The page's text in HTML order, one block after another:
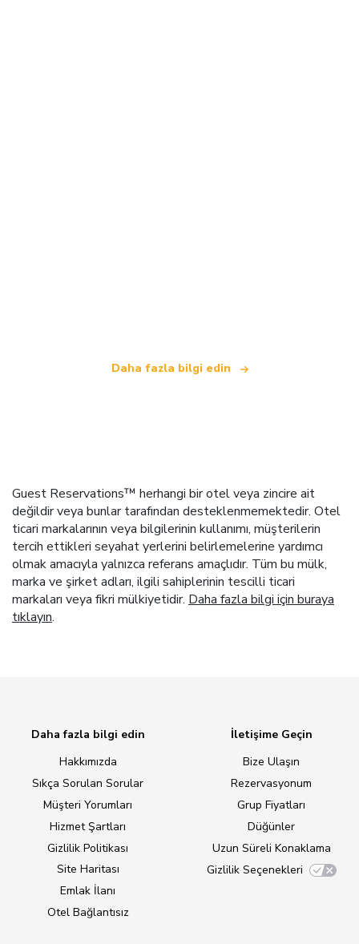
Daha fazla bilgi edin
Guest Reservations™ herhangi bir otel veya zincire ait
değildir veya bunlar tarafından desteklenmemektedir. Otel
ticari markalarının veya bilgilerinin kullanımı, müşterilerin
tercih ettikleri seyahat yerlerini belirlemelerine yardımcı
olmak amacıyla yalnızca referans amaçlıdır. Tüm bu mülk,
marka ve şirket adları, ilgili sahiplerinin tescilli ticari
markaları veya fikri mülkiyetidir. Daha fazla bilgi için buraya
tıklayın.
Daha fazla bilgi edin
Hakkımızda
Sıkça Sorulan Sorular
Müşteri Yorumları
Hizmet Şartları
Gizlilik Politikası
Site Haritası
Emlak İlanı
Otel Bağlantısız
İletişime Geçin
Bize Ulaşın
Rezervasyonum
Grup Fiyatları
Düğünler
Uzun Süreli Konaklama
Gizlilik Seçenekleri